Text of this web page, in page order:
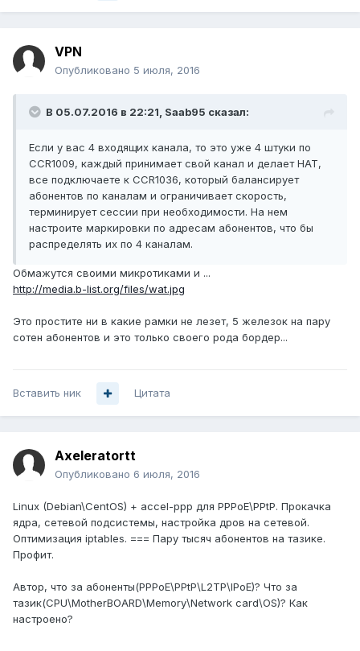
VPN
Опубликовано 5 июля, 2016
В 05.07.2016 в 22:21, Saab95 сказал:
Если у вас 4 входящих канала, то это уже 4 штуки по
CCR1009, каждый принимает свой канал и делает НАТ,
все подключаете к CCR1036, который балансирует
абонентов по каналам и ограничивает скорость,
терминирует сессии при необходимости. На нем
настроите маркировки по адресам абонентов, что бы
распределять их по 4 каналам.
Обмажутся своими микротиками и ...
http://media.b-list.org/files/wat.jpg
Это простите ни в какие рамки не лезет, 5 железок на пару
сотен абонентов и это только своего рода бордер...
Вставить ник Цитата
Axeleratortt
Опубликовано 6 июля, 2016
Linux (Debian\CentOS) + accel-ppp для PPPoE\PPtP. Прокачка
ядра, сетевой подсистемы, настройка дров на сетевой.
Оптимизация iptables. === Пару тысяч абонентов на тазике.
Профит.
Автор, что за абоненты(PPPoE\PPtP\L2TP\IPoE)? Что за
тазик(CPU\MotherBOARD\Memory\Network card\OS)? Как
настроено?